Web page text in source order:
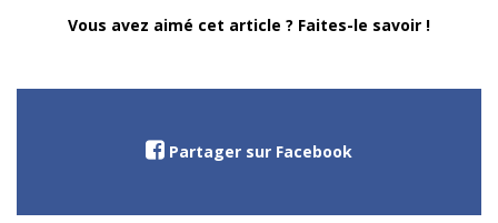
Vous avez aimé cet article ? Faites-le savoir !
Partager sur Facebook